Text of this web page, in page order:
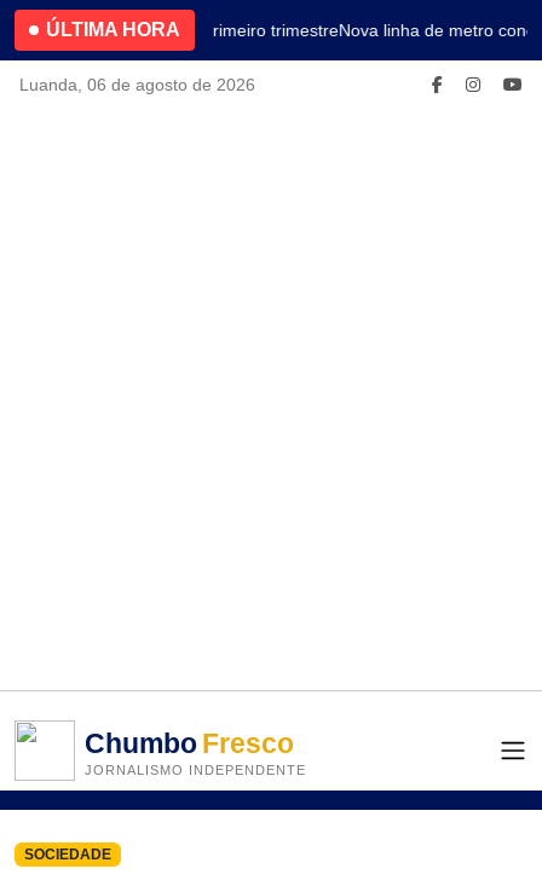
ÚLTIMA HORA4.2% no primeiro trimestreNova linha de metro
Luanda, 06 de agosto de 2026
ChumboFresco
JORNALISMO INDEPENDENTE
SOCIEDADE